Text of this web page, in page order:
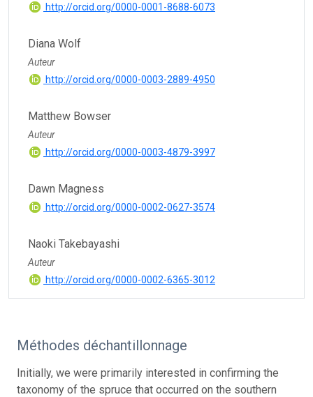
http://orcid.org/0000-0001-8688-6073
Diana Wolf
Auteur
http://orcid.org/0000-0003-2889-4950
Matthew Bowser
Auteur
http://orcid.org/0000-0003-4879-3997
Dawn Magness
http://orcid.org/0000-0002-0627-3574
Naoki Takebayashi
Auteur
http://orcid.org/0000-0002-6365-3012
Méthodes déchantillonnage
Initially, we were primarily interested in confirming the
taxonomy of the spruce that occurred on the southern